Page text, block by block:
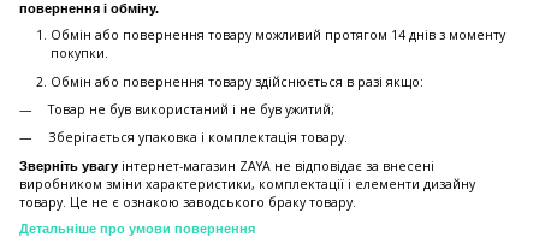
повернення і обміну.
Обмін або повернення товару можливий протягом 14 днів з моменту
покупки.
Обмiн або повернення товару здійснюється в разі якщо:
Товар не був використаний і не був ужитий;
Зберiгається упаковка і комплектація товару.
Зверніть увагу інтернет-магазин ZAYA не відповідає за внесені
виробником зміни характеристики, комплектації і елементи дизайну
товару. Це не є ознакою заводського браку товару.
Детальніше про умови повернення